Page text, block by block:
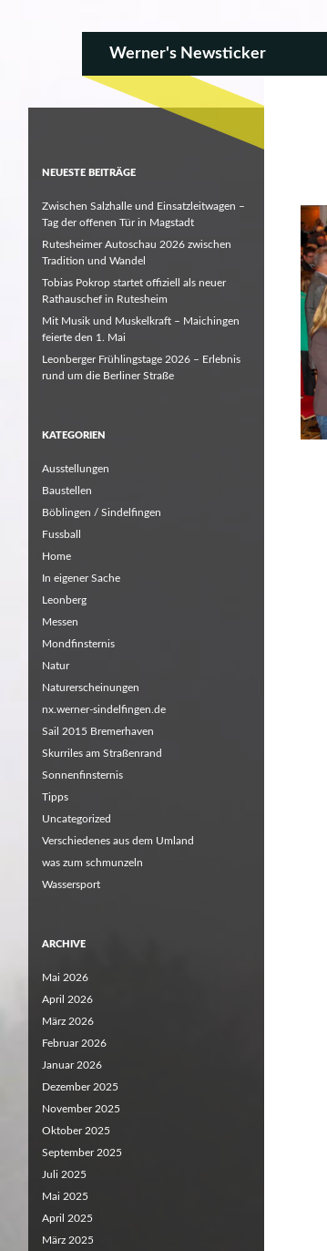
Werner's Newsticker
NEUESTE BEITRÄGE
Zwischen Salzhalle und Einsatzleitwagen –
Tag der offenen Tür in Magstadt
Rutesheimer Autoschau 2026 zwischen
Tradition und Wandel
Tobias Pokrop startet offiziell als neuer
Rathauschef in Rutesheim
Mit Musik und Muskelkraft – Maichingen
feierte den 1. Mai
Leonberger Frühlingstage 2026 – Erlebnis
rund um die Berliner Straße
KATEGORIEN
Ausstellungen
Baustellen
Böblingen / Sindelfingen
Fussball
Home
In eigener Sache
Leonberg
Messen
Mondfinsternis
Natur
Naturerscheinungen
nx.werner-sindelfingen.de
Sail 2015 Bremerhaven
Skurriles am Straßenrand
Sonnenfinsternis
Tipps
Uncategorized
Verschiedenes aus dem Umland
was zum schmunzeln
Wassersport
ARCHIVE
Mai 2026
April 2026
März 2026
Februar 2026
Januar 2026
Dezember 2025
November 2025
Oktober 2025
September 2025
Juli 2025
Mai 2025
April 2025
März 2025